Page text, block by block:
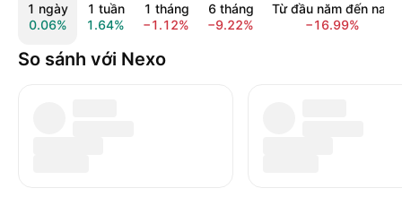
1 ngày
0.06%
1 tuần
1.64%
1 tháng
−1.12%
6 tháng
−9.22%
Từ đầu năm đến nay
−16.99%
So sánh với Nexo